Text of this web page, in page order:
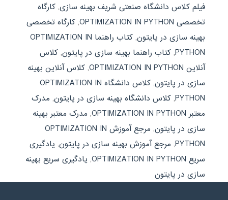
فیلم کلاس دانشگاه صنعتی شریف بهینه سازی, کارگاه
تخصصی OPTIMIZATION IN PYTHON
, کارگاه تخصصی
بهینه سازی در پایتون,
کتاب راهنما OPTIMIZATION IN
PYTHON
, کتاب راهنما بهینه سازی در پایتون, کلاس
آنلاین OPTIMIZATION IN PYTHON
, کلاس آنلاین بهینه
سازی در پایتون,
کلاس دانشگاه OPTIMIZATION IN
PYTHON
, کلاس دانشگاه بهینه سازی در پایتون, مدرک
معتبر OPTIMIZATION IN PYTHON
, مدرک معتبر بهینه
سازی در پایتون,
مرجع آموزش OPTIMIZATION IN
PYTHON
, مرجع آموزش بهینه سازی در پایتون, یادگیری
سریع OPTIMIZATION IN PYTHON
, یادگیری سریع بهینه
سازی در پایتون